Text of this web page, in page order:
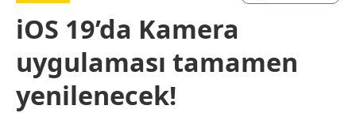
iOS 19’da Kamera
uygulaması tamamen
yenilenecek!